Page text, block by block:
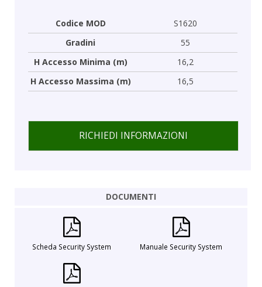
Codice MOD
S1620
Gradini
55
H Accesso Minima (m)
16,2
H Accesso Massima (m)
16,5
RICHIEDI INFORMAZIONI
DOCUMENTI
Scheda Security System Manuale Security System